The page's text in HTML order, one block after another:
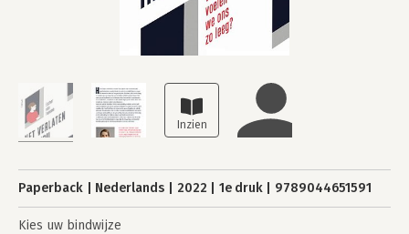
Paperback Nederlands 2022 1e druk 9789044651591
Kies uw bindwijze